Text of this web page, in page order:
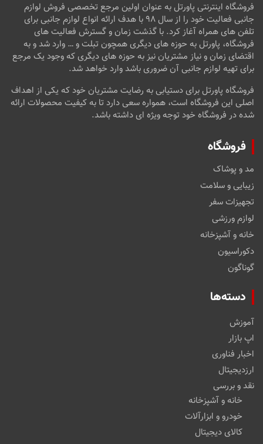
فروشگاه اینترنتی پاورتل به عنوان اولین مرجع تخصصی فروش لوازم
جانبی فعالیت خود را از سال ۹۸ با هدف ارائه انواع لوازم جانبی برای
تلفن های همراه آغاز کرد. با گذشت زمان و گسترش فعالیت های
فروشگاه، پاورتل به حوزه های دیگری همچون تبلت و … وارد شد و به
اقتضای زمان و نیاز مشتریان نیز به حوزه های دیگری که وجود یک مرجع
برای تهیه لوازم جانبی آن ضروری باشد وارد خواهد شد.
فروشگاه پاورتل برای دستیابی به رضایت مشتریان خود که یکی از اهداف
اصلی این فروشگاه است، همواره سعی دارد تا به کیفیت محصولات ارائه
شده در فروشگاه خود توجه ویژه ای داشته باشد.
فروشگاه
مد و پوشاک
زیبایی و سلامت
تجهیزات سفر
لوازم ورزشی
خانه و آشپزخانه
دکوراسیون
گوناگون
دسته‌ها
آموزش
اپ بازار
اخبار فناوری
ارزدیجیتال
نقد و بررسی
خانه و آشپزخانه
خودرو و ابزارآلات
کالای دیجیتال